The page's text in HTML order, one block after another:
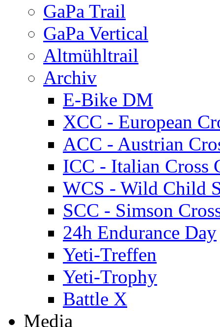
GaPa Trail
GaPa Vertical
Altmühltrail
Archiv
E-Bike DM
XCC - European
ACC - Austrian
ICC - Italian Cross
WCS - Wild Child
SCC - Simson
24h Endurance Day
Yeti-Treffen
Yeti-Trophy
Battle X
Media